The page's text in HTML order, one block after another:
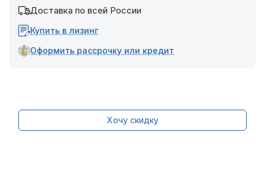
Доставка по всей России
Купить в лизинг
Оформить рассрочку или кредит
Хочу скидку